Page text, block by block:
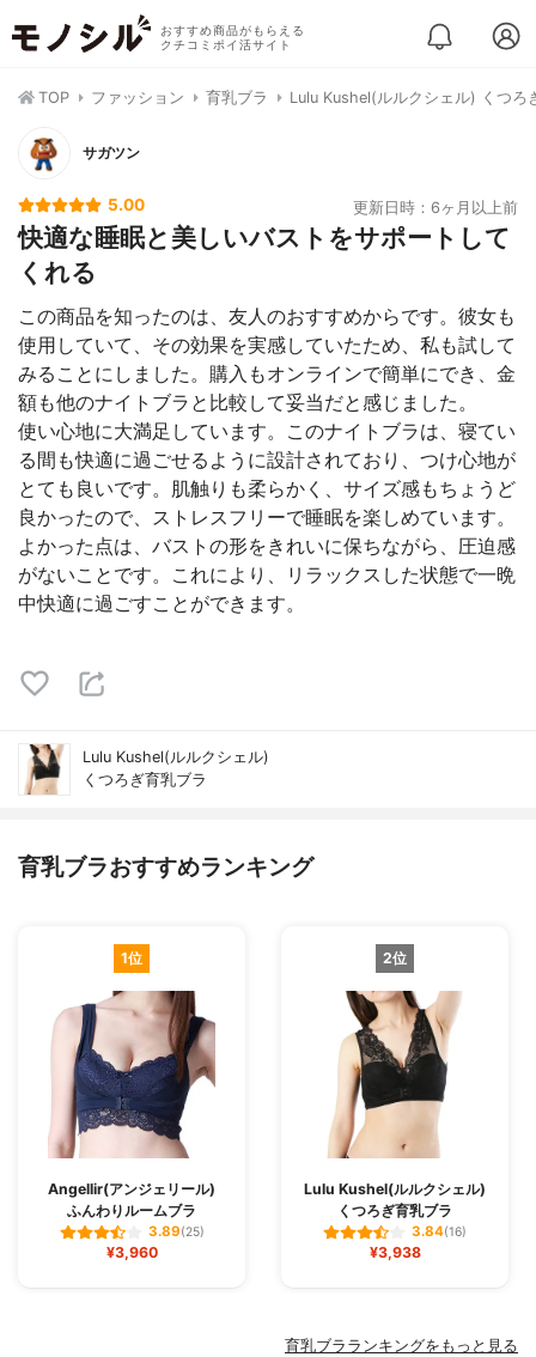
おすすめ商品がもらえる
クチコミポイ活サイト
TOP ファッション 育乳ブラ Lulu Kushel(ルルクシェル) くつろ
サガツン
5.00 更新日時：6ヶ月以上前
快適な睡眠と美しいバストをサポートして
くれる
この商品を知ったのは、友人のおすすめからです。彼女も
使用していて、その効果を実感していたため、私も試して
みることにしました。購入もオンラインで簡単にでき、金
額も他のナイトブラと比較して妥当だと感じました。
使い心地に大満足しています。このナイトブラは、寝てい
る間も快適に過ごせるように設計されており、つけ心地が
とても良いです。肌触りも柔らかく、サイズ感もちょうど
良かったので、ストレスフリーで睡眠を楽しめています。
よかった点は、バストの形をきれいに保ちながら、圧迫感
がないことです。これにより、リラックスした状態で一晩
中快適に過ごすことができます。
Lulu Kushel(ルルクシェル)
くつろぎ育乳ブラ
育乳ブラおすすめランキング
1位
Angellir(アンジェリール)
ふんわりルームブラ
3.89(25)
¥3,960
2位
Lulu Kushel(ルルクシェル)
くつろぎ育乳ブラ
3.84(16)
¥3,938
育乳ブラランキングをもっと見る